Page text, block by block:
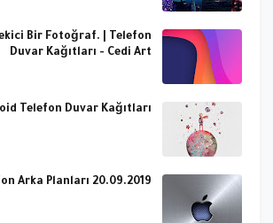
Bir Fotoğraf. | Telefon
Duvar Kağıtları - Cedi Art
Telefon Duvar Kağıtları
Arka Planları 20.09.2019